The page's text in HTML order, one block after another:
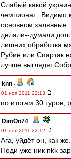
Слабый какой
делали--думали
лишних,обработка
Рубин или Спартак
лучше
knn -
01 ноя 2011 22:13
по итогам 30 туров,
DimOn74 -
01 ноя 2011 22:12
Ага, уйдёт он, как же...
Поди уже ник nkk